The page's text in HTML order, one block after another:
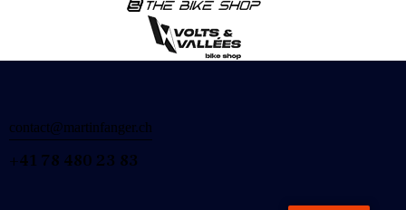
contact@martinfanger.ch
+41 78 480 23 83